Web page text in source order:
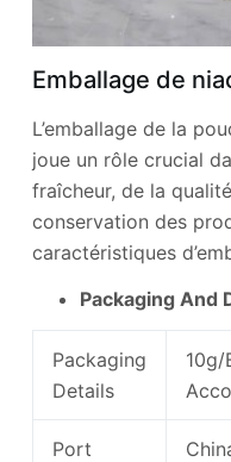
Emballage de
L’emballage de la
joue un rôle crucial
fraîcheur, de la
conservation des
caractéristiques
Packaging And
Packaging
Details
10g/
Port